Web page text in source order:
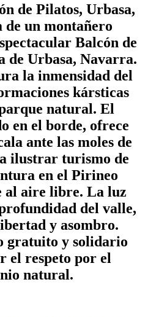
de Pilatos, Urbasa,
un montañero
Balcón de
de Urbasa, Navarra.
la inmensidad del
kársticas
natural. El
en el borde, ofrece
ante las moles de
ilustrar turismo de
en el Pirineo
al aire libre. La luz
del valle,
y asombro.
gratuito y solidario
el respeto por el
natural.